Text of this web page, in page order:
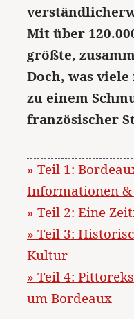
Mit über
größte,
Doch, was
zu einem
französischer
» Teil 1:
Informationen
» Teil 2: Eine
» Teil 3:
Kultur
» Teil 4:
um Bordeaux